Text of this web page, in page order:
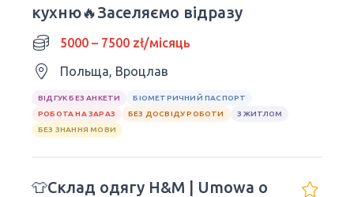
кухню🔥Заселяємо відразу
5000 – 7500 zł/місяць
Польща, Вроцлав
ВІДГУК БЕЗ АНКЕТИ
БІОМЕТРИЧНИЙ ПАСПОРТ
РОБОТА НА ЗАРАЗ
БЕЗ ДОСВІДУ РОБОТИ
З ЖИТЛОМ
БЕЗ ЗНАННЯ МОВИ
👕Склад одягу H&M | Umowa o